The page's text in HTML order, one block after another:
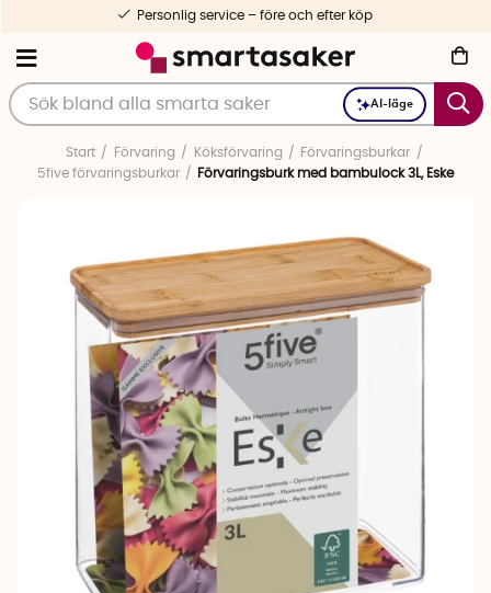
AI-läge
Personlig service – före och efter köp
Start Förvaring Köksförvaring
Förvaringsburkar
5five förvaringsburkar
Förvaringsburk med bambulock 3L, Eske